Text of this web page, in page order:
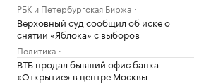
РБК и Петербургская Биржа
Верховный суд сообщил об иске о
снятии «Яблока» с выборов
Политика
ВТБ продал бывший офис банка
«Открытие» в центре Москвы